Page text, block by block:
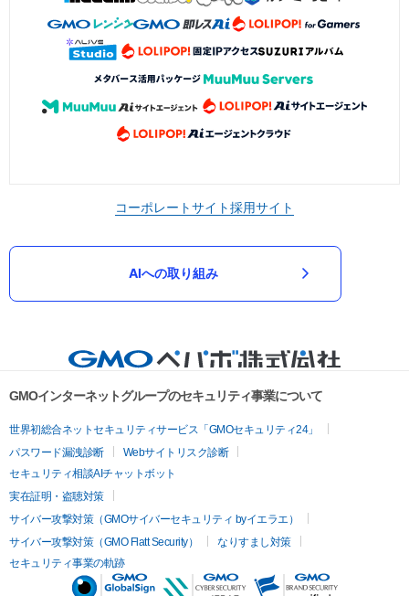
コーポレートサイト採用サイト
AIへの取り組み
GMOインターネットグループのセキュリティ事業について
世界初総合ネットセキュリティサービス「GMOセキュリティ24」
パスワード漏洩診断
Webサイトリスク診断
セキュリティ相談AIチャットボット
実在証明・盗聴対策
サイバー攻撃対策（GMOサイバーセキュリティ byイエラエ）
サイバー攻撃対策（GMO Flatt Security）
なりすまし対策
セキュリティ事業の軌跡